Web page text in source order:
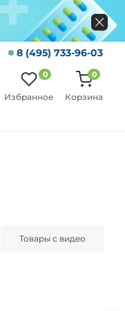
8 (495) 733-96-03
Избранное
0
Корзина
0
Товары с видео